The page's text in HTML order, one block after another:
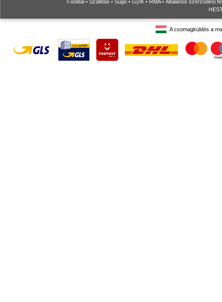
Főoldal • Szállítás • Súgó • GyIK • RMA• Általános szerződési
A csomagküldés a